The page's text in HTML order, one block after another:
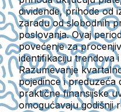
dividende, prihode od
zaradu od slobodnih
poslovanja. Ovaj
povećenje za
identifikaciju trendova
Razumevanje
pojedince i preduzeća
praktične finansijske
omogućavaju godišnji